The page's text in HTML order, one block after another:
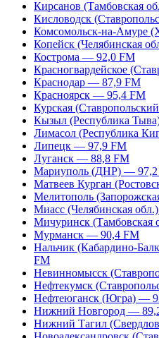
Кирсанов (Тамбовская
Кисловодск
Комсомольск-на-Амуре
Копейск (Челябинская
Кострома — 92,0 FM
Красногвардейское
Краснодар — 87,9 FM
Красноярск — 95,4 FM
Курская
Кызыл (Республика
Лимасол (Республика
Липецк — 97,9 FM
Луганск — 88,8 FM
Мариуполь (ДНР) — 97,2
Матвеев Курган
Мелитополь
Миасс (Челябинская
Мичуринск (Тамбовская
Мурманск — 90,4 FM
Нальчик (Кабардино-
FM
Невинномысск
Нефтекумск
Нефтеюганск (Югра) —
Нижний Новгород —
Нижний Тагил